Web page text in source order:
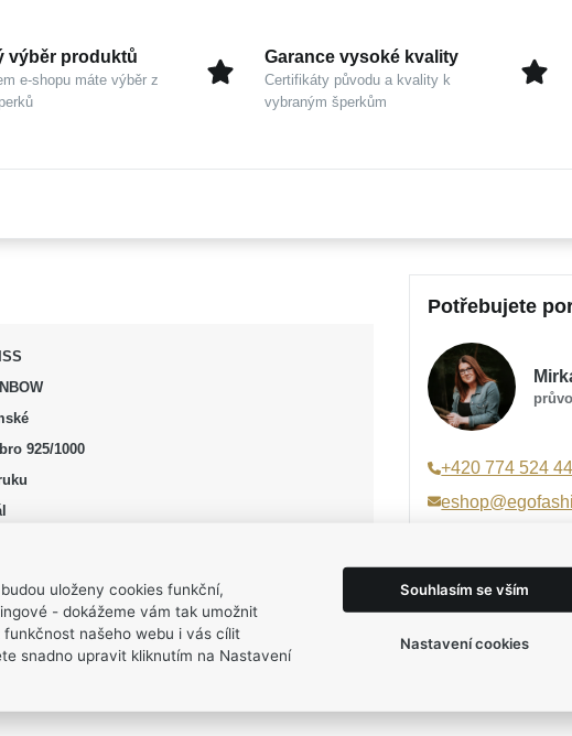
výběr produktů
e-shopu máte výběr z
Garance vysoké kvality
Certifikáty původu a kvality k
vybraným šperkům
925/1000
Rhodium
60, 62, 64
Potřebujete
+420 774 524
uloženy cookies funkční,
- dokážeme vám tak umožnit
našeho webu i vás cílit
snadno upravit kliknutím na Nastavení
Souhlasím se vším
Nastavení cookies